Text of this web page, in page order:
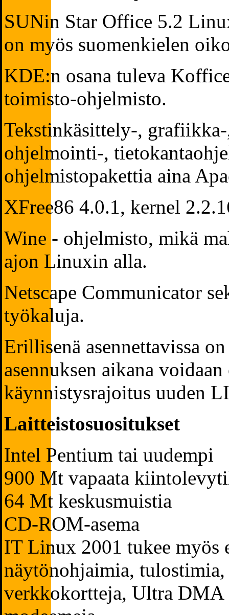
SUNin Star Office 5.2
on myös suomenkielen
KDE:n osana tuleva
toimisto-ohjelmisto.
Tekstinkäsittely-,
ohjelmointi-,
ohjelmistopakettia aina
XFree86 4.0.1, kernel
Wine - ohjelmisto, mikä
ajon Linuxin alla.
Netscape Communicator
työkaluja.
Erillisenä asennettavissa
asennuksen aikana
käynnistysrajoitus uuden
Laitteistosuositukset
Intel Pentium tai uudempi
900 Mt vapaata
64 Mt keskusmuistia
CD-ROM-asema
IT Linux 2001 tukee myös
näytönohjaimia, tulostimia,
verkkokortteja, Ultra